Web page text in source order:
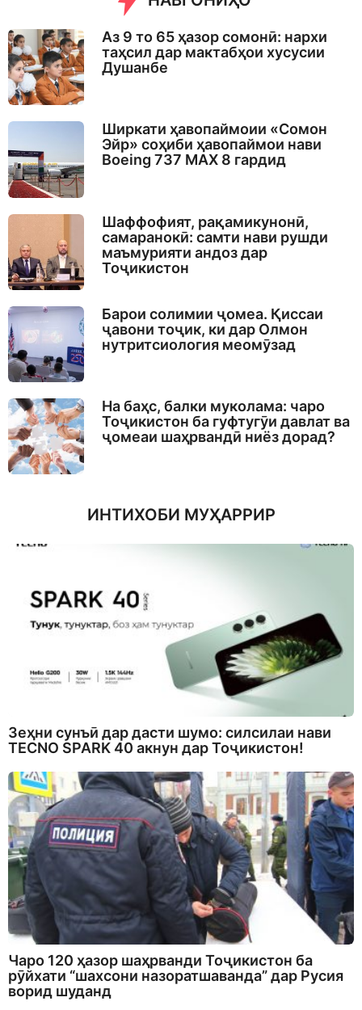
Аз 9 то 65 ҳазор сомонӣ: нархи
таҳсил дар мактабҳои хусусии
Душанбе
Ширкати ҳавопаймоии «Сомон
Эйр» соҳиби ҳавопаймои нави
Boeing 737 MAX 8 гардид
Шаффофият, рақамикунонӣ,
самаранокӣ: самти нави рушди
маъмурияти андоз дар
Тоҷикистон
Барои солимии ҷомеа. Қиссаи
ҷавони тоҷик, ки дар Олмон
нутритсиология меомӯзад
На баҳс, балки муколама: чаро
Тоҷикистон ба гуфтугӯи давлат ва
ҷомеаи шаҳрвандӣ ниёз дорад?
ИНТИХОБИ МУҲАРРИР
Зеҳни сунъӣ дар дасти шумо: силсилаи нави
TECNO SPARK 40 акнун дар Тоҷикистон!
Чаро 120 ҳазор шаҳрванди Тоҷикистон ба
рӯйхати “шахсони назоратшаванда” дар Русия
ворид шуданд